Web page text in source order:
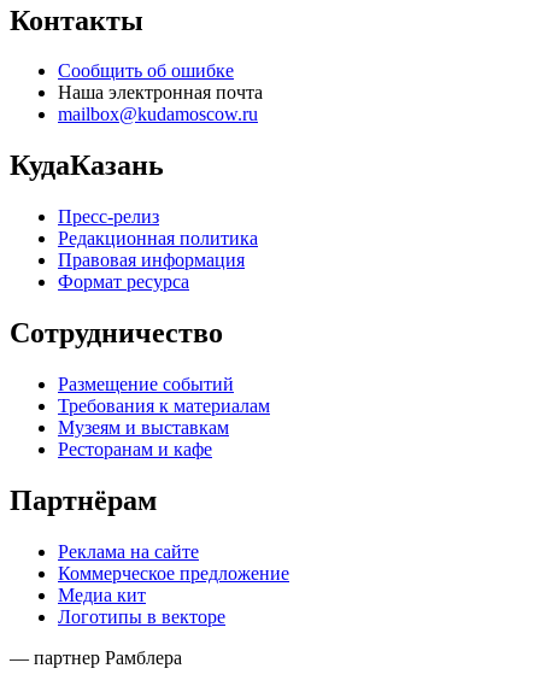
Контакты
Сообщить об ошибке
Наша электронная почта
mailbox@kudamoscow.ru
КудаКазань
Пресс-релиз
Редакционная политика
Правовая информация
Формат ресурса
Сотрудничество
Размещение событий
Требования к материалам
Музеям и выставкам
Ресторанам и кафе
Партнёрам
Реклама на сайте
Коммерческое предложение
Медиа кит
Логотипы в векторе
— партнер Рамблера